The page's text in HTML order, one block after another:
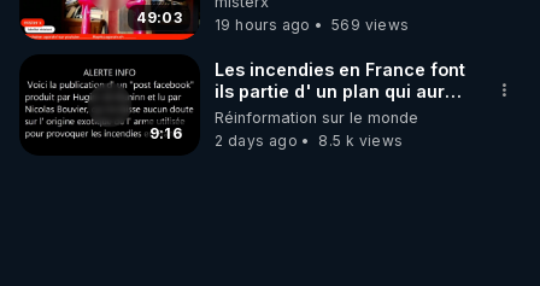
49:03
19 hours ago
569 views
9:16
Les incendies en France font
ils partie d' un plan qui aurait
débuté le 11 septembre 2001
?
Réinformation sur le monde
2 days ago
8.5 k views